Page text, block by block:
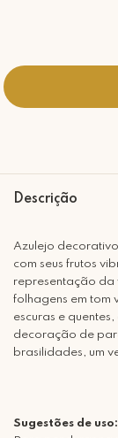
Descrição
Azulejo
com seus frutos
representação da
folhagens em tom
escuras e
decoração de
brasilidades, um
Sugestões de uso: